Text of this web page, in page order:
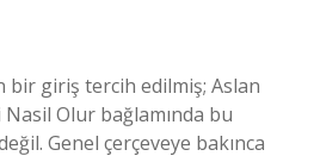
bir giriş tercih edilmiş; Aslan
Olur bağlamında bu
Genel çerçeveye bakınca